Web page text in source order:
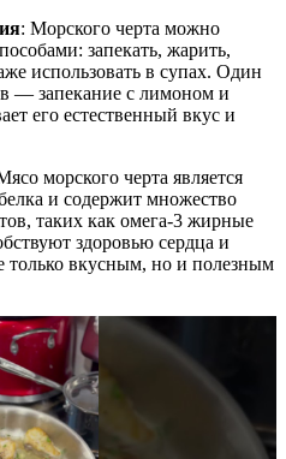
: Морского черта можно
запекать, жарить,
использовать в супах. Один
— запекание с лимоном и
его естественный вкус и
морского черта является
и содержит множество
таких как омега-3 жирные
здоровью сердца и
только вкусным, но и полезным